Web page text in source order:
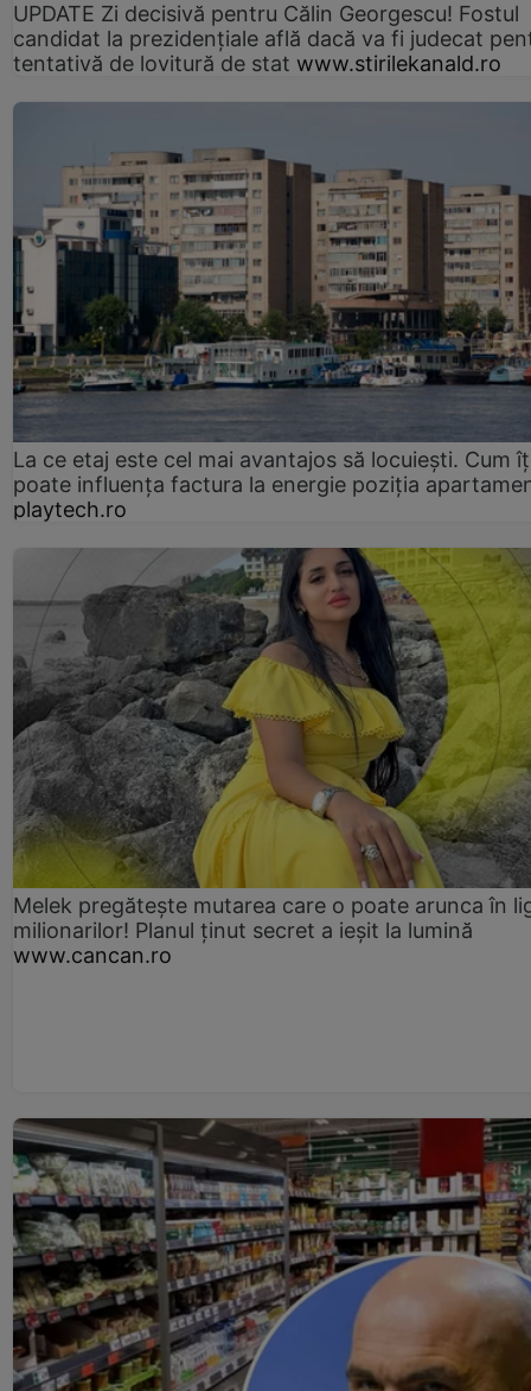
UPDATE Zi decisivă pentru Călin Georgescu! Fostul
candidat la prezidențiale află dacă va fi judecat
tentativă de lovitură de stat www.stirilekanald.ro
La ce etaj este cel mai avantajos să locuiești. Cum
poate influența factura la energie poziția
playtech.ro
Melek pregătește mutarea care o poate arunca în
milionarilor! Planul ținut secret a ieșit la lumină
www.cancan.ro